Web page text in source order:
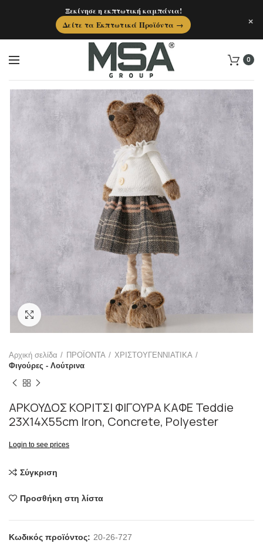
0
Click to enlarge
Αρχική σελίδα ΠΡΟΪΟΝΤΑ
ΧΡΙΣΤΟΥΓΕΝΝΙΑΤΙΚΑ
Φιγούρες - Λούτρινα
ΑΡΚΟΥΔΟΣ ΚΟΡΙΤΣΙ ΦΙΓΟΥΡΑ ΚΑΦΕ Teddie
23Χ14Χ55cm Iron, Concrete, Polyester
Login to see prices
Σύγκριση
Προσθήκη στη λίστα
Κωδικός προϊόντος: 20-26-727
Ξεκίνησε η εκπτωτική καμπάνια!
Δείτε τα Εκπτωτικά Προϊόντα →
×